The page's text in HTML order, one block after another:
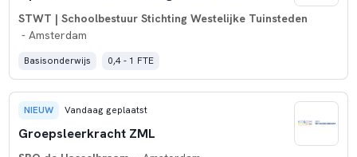
STWT | Schoolbestuur Stichting Westelijke Tuinsteden
- Amsterdam
Basisonderwijs 0,4 - 1 FTE
NIEUW Vandaag geplaatst
Groepsleerkracht ZML